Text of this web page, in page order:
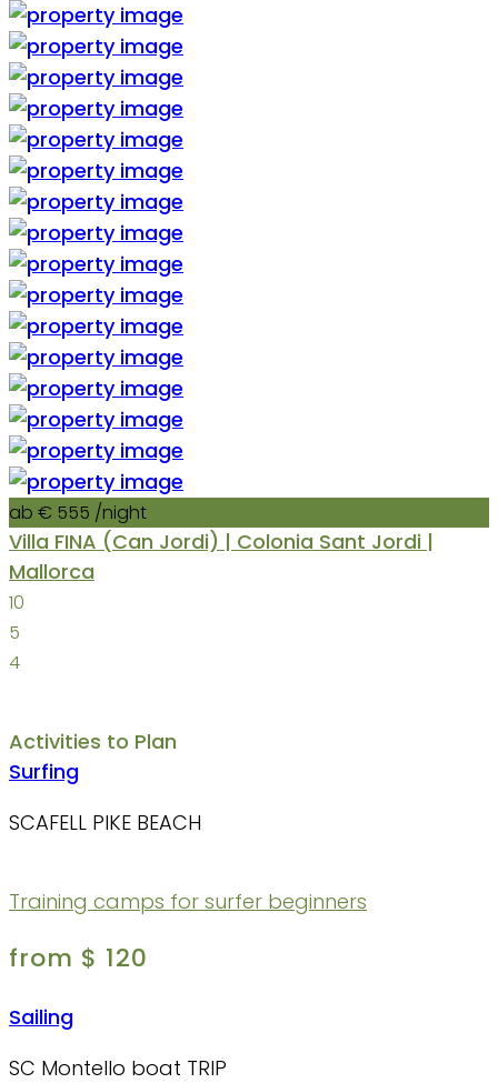
ab € 555 /night
Villa FINA (Can Jordi) | Colonia Sant Jordi |
Mallorca
10
5
4
Activities to Plan
Surfing
SCAFELL PIKE BEACH
Training camps for surfer beginners
from $ 120
Sailing
SC Montello boat TRIP